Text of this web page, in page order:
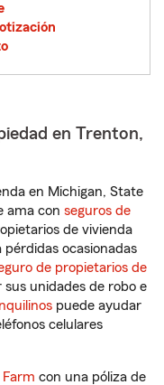
en Trenton,
en Michigan, State
ama con seguros de
de vivienda
ocasionadas
de propietarios de
unidades de robo e
puede ayudar
celulares
con una póliza de